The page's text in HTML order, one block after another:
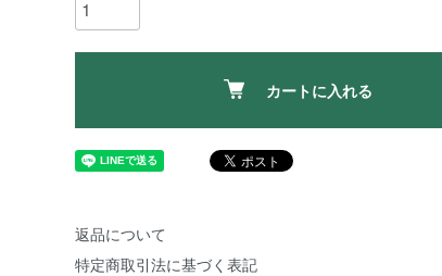
カートに入れる
返品について
特定商取引法に基づく表記